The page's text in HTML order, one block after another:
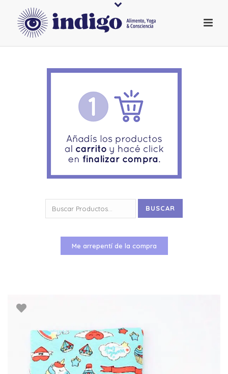
por:
BUSCAR
Me arrepentí de la compra